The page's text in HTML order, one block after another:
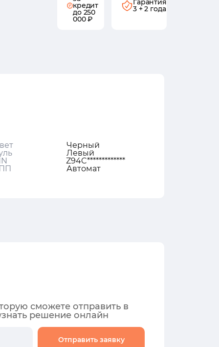
кредит
до 250
000 ₽
Гарантия
3 + 2 года
Черный
Левый
Z94C*************
Автомат
сможете отправить в
решение онлайн
Отправить заявку